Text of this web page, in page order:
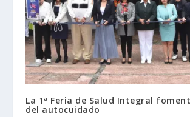
La 1ª Feria de Salud Integral
del autocuidado